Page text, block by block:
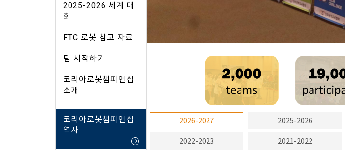
2025-2026 세계 대
회
FTC 로봇 참고 자료
팀 시작하기
코리아로봇챔피언십
소개
코리아로봇챔피언십
역사
2026-2027 2025-2026
2022-2023
2021-2022